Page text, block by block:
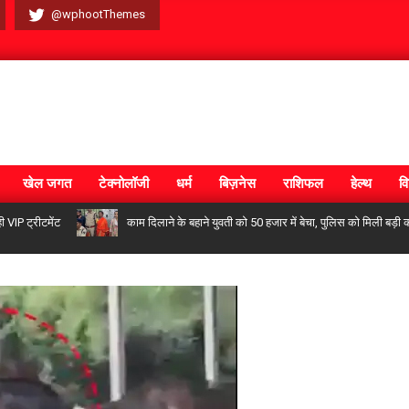
@wphootThemes
खेल जगत टेक्नोलॉजी धर्म बिज़नेस राशिफल हेल्थ
काम दिलाने के बहाने युवती को 50 हजार में बेचा, पुलिस को मिली बड़ी